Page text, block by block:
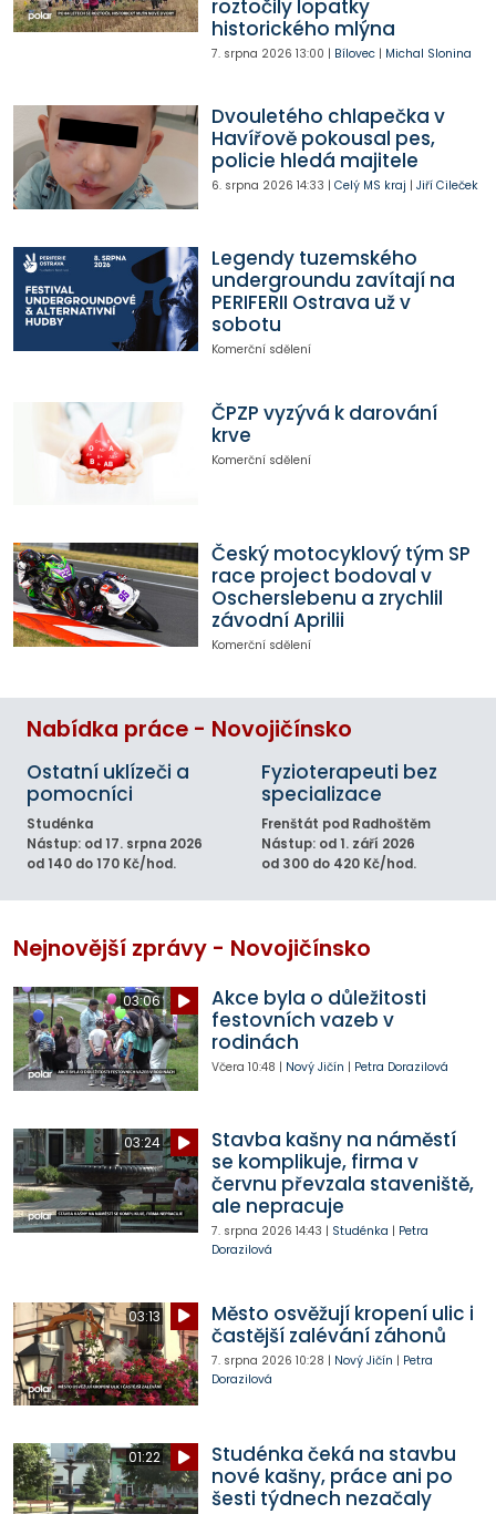
roztočily lopatky
historického mlýna
7. srpna 2026 13:00 | Bílovec| Michal Slonina
Dvouletého chlapečka v
Havířově pokousal pes,
policie hledá majitele
6. srpna 2026 14:33 | Celý MS kraj | Jiří Cileček
Legendy tuzemského
undergroundu zavítají na
PERIFERII Ostrava už v
sobotu
Komerční sdělení
ČPZP vyzývá k darování
krve
Komerční sdělení
Český motocyklový tým SP
race project bodoval v
Oscherslebenu a zrychlil
závodní Aprilii
Komerční sdělení
Nabídka práce - Novojičínsko
Ostatní uklízeči a
pomocníci
Studénka
Nástup: od 17. srpna 2026
od 140 do 170 Kč/hod.
Fyzioterapeuti bez
specializace
Frenštát pod Radhoštěm
Nástup: od 1. září 2026
od 300 do 420 Kč/hod.
Nejnovější zprávy - Novojičínsko
03:06
Akce byla o důležitosti
festovních vazeb v
rodinách
Včera 10:48 | Nový Jičín | Petra Dorazilová
03:24
Stavba kašny na náměstí
se komplikuje, firma v
červnu převzala staveniště,
ale nepracuje
7. srpna 2026 14:43 | Studénka | Petra
Dorazilová
03:13
Město osvěžují kropení ulic i
častější zalévání záhonů
7. srpna 2026 10:28 | Nový Jičín | Petra
Dorazilová
01:22
Studénka čeká na stavbu
nové kašny, práce ani po
šesti týdnech nezačaly